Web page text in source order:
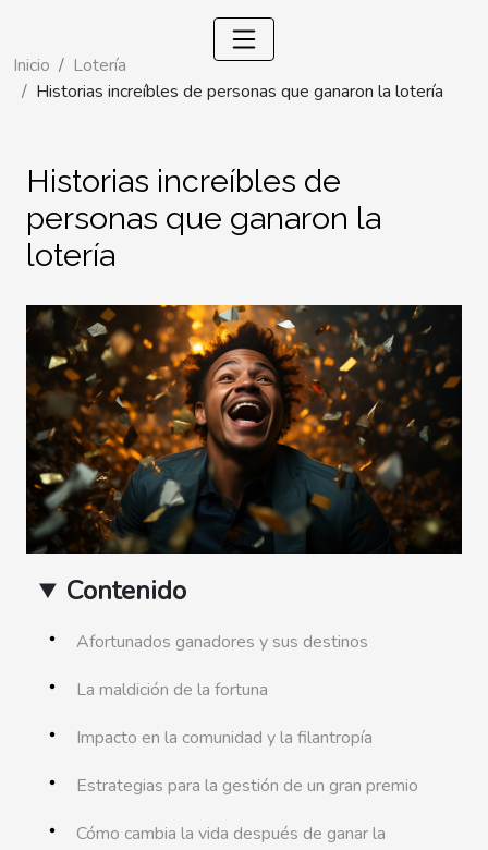
Inicio
Lotería
Historias increíbles de personas que ganaron la lotería
Historias increíbles de
personas que ganaron la
lotería
Contenido
Afortunados ganadores y sus destinos
La maldición de la fortuna
Impacto en la comunidad y la filantropía
Estrategias para la gestión de un gran premio
Cómo cambia la vida después de ganar la